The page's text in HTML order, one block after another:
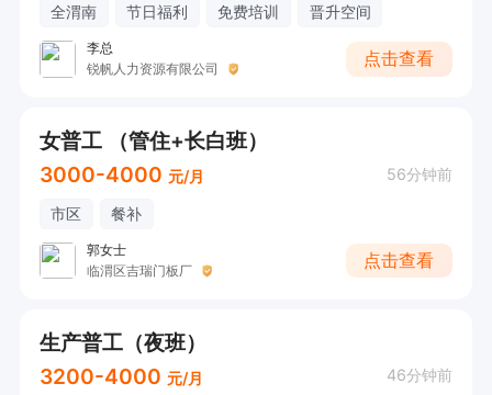
全渭南 节日福利 免费培训 晋升空间
李总
锐帆人力资源有限公司
点击查看
女普工 （管住+长白班）
3000-4000 元/月 56分钟前
市区 餐补
郭女士
临渭区吉瑞门板厂
点击查看
生产普工（夜班）
3200-4000 元/月 46分钟前